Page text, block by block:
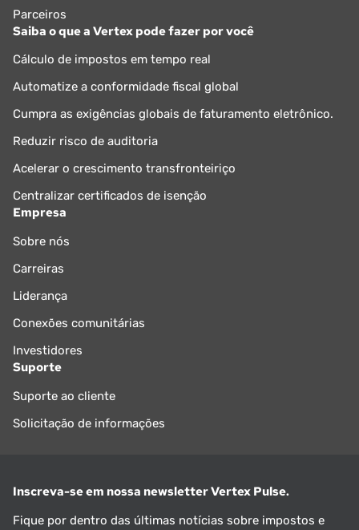
Parceiros
Saiba o que a Vertex pode fazer por você
Cálculo de impostos em tempo real
Automatize a conformidade fiscal global
Cumpra as exigências globais de faturamento eletrônico.
Reduzir risco de auditoria
Acelerar o crescimento transfronteiriço
Centralizar certificados de isenção
Empresa
Sobre nós
Carreiras
Liderança
Conexões comunitárias
Investidores
Suporte
Suporte ao cliente
Solicitação de informações
Inscreva-se em nossa newsletter Vertex Pulse.
Fique por dentro das últimas notícias sobre impostos e